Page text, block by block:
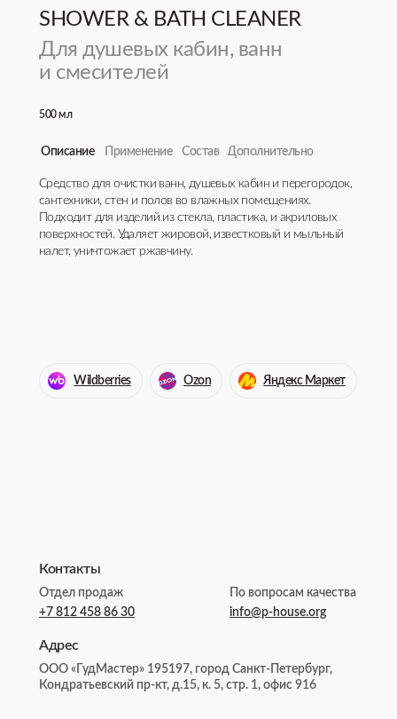
Дополнительно
Состав
Применение
Описание
Средство для очистки ванн, душевых кабин и перегородок,
сантехники, стен и полов во влажных помещениях.
Подходит для изделий из стекла, пластика, и акриловых
поверхностей. Удаляет жировой, известковый и мыльный
налет, уничтожает ржавчину.
Встряхнуть. Распылить средство на поверхность. Через 2 -
3 минуты растереть губкой или щеткой и смыть водой. При
стойких загрязнениях увеличить время выдержки или
повторить обработку.
Вода >30 %, смесь органических кислот <5%, АПАВ <5 %,
отдушка <5%.
Срок годности: 36 месяцев
Аромат: Цветочно-древесный
Яндекс Маркет
Ozon
Wildberries
500 мл
Для душевых кабин, ванн
и смесителей
SHOWER & BATH CLEANER
Адрес
ООО «ГудМастер» 195197, город Санкт-Петербург,
Кондратьевский пр-кт, д.15, к. 5, стр. 1, офис 916
info@p-house.org
+7 812 458 86 30
По вопросам качества
Отдел продаж
Контакты